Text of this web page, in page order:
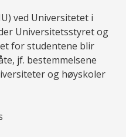
ved Universitetet i
Universitetsstyret og
for studentene blir
jf. bestemmelsene
og høyskoler